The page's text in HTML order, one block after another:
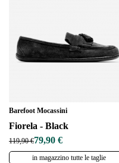
Barefoot Mocassini
Fiorela - Black
119,90 €79,90 €
in magazzino tutte le taglie